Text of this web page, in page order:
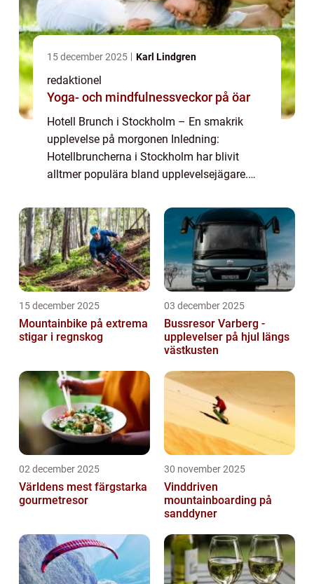
15 december 2025 Karl Lindgren
redaktionel
Yoga- och mindfulnessveckor på öar
Hotell Brunch i Stockholm – En smakrik
upplevelse på morgonen Inledning:
Hotellbruncherna i Stockholm har blivit
alltmer populära bland upplevelsejägare.
översikt av hotell brunch i Stockholm,
inklusive e...
15 december 2025
Mountainbike på extrema
stigar i regnskog
03 december 2025
Bussresor Varberg -
upplevelser på hjul längs
västkusten
02 december 2025
Världens mest färgstarka
gourmetresor
30 november 2025
Vinddriven
mountainboarding på
sanddyner